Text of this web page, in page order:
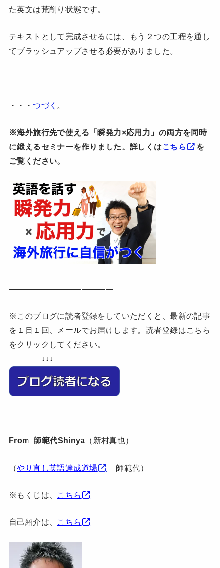
た英文は荒削り状態です。
テキストとして完成させるには、もう２つの工程を通し
てブラッシュアップさせる必要がありました。
・・・つづく 。
※海外旅行先で使える「瞬発力×応用力」の両方を同時
に鍛えるセミナーを作りました。詳しくは こちら
を
ご覧ください。
—————————————
※このブログに読者登録をしていただくと、最新の記事
を１日１回、メールでお届けします。読者登録はこちら
をクリックしてください。
↓↓↓
From 師範代Shinya （新村真也）
（やり直し英語達成道場 師範代）
※もくじは、 こちら
自己紹介は、 こちら